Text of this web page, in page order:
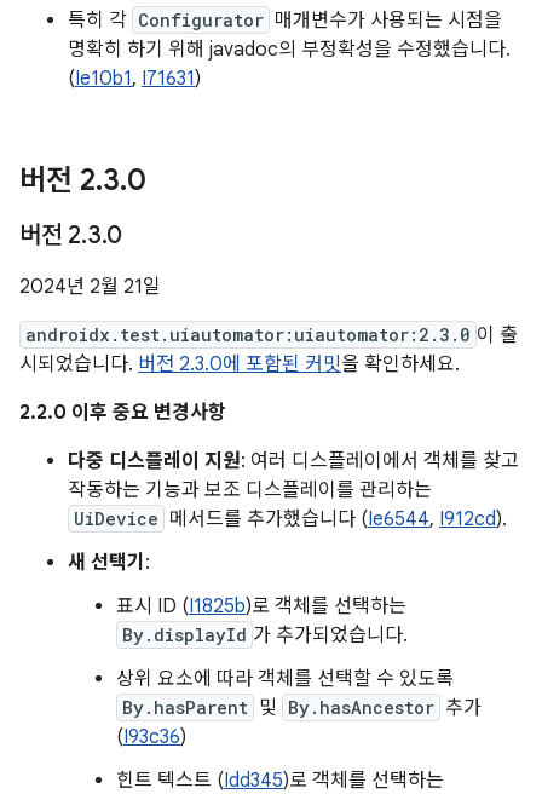
특히 각 Configurator 매개변수가 사용되는 시점을
명확히 하기 위해 javadoc의 부정확성을 수정했습니다.
(Ie10b1, I71631)
버전 2.3.0
버전 2.3.0
2024년 2월 21일
androidx.test.uiautomator:uiautomator:2.3.0 이 출
시되었습니다. 버전 2.3.0에 포함된 커밋을 확인하세요.
2.2.0 이후 중요 변경사항
다중 디스플레이 지원: 여러 디스플레이에서 객체를 찾고
작동하는 기능과 보조 디스플레이를 관리하는
UiDevice 메서드를 추가했습니다 (Ie6544, I912cd).
새 선택기 :
표시 ID (I1825b)로 객체를 선택하는
By.displayId 가 추가되었습니다.
상위 요소에 따라 객체를 선택할 수 있도록
By.hasParent 및 By.hasAncestor 추가
(I93c36)
힌트 텍스트 (Idd345)로 객체를 선택하는